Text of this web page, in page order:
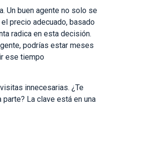
Un buen agente no solo se
precio adecuado, basado
radica en esta decisión.
podrías estar meses
ese tiempo
innecesarias. ¿Te
La clave está en una